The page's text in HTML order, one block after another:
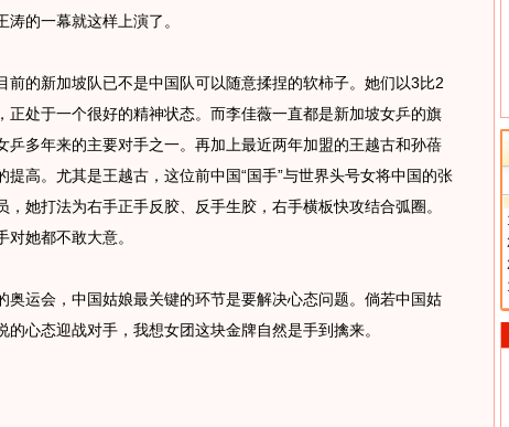
的一幕就这样上演了。
的新加坡队已不是中国队可以随意揉捏的软柿子。她们以3比2
正处于一个很好的精神状态。而李佳薇一直都是新加坡女乒的旗
乒多年来的主要对手之一。再加上最近两年加盟的王越古和孙蓓
提高。尤其是王越古，这位前中国“国手”与世界头号女将中国的张
，她打法为右手正手反胶、反手生胶，右手横板快攻结合弧圈。
对她都不敢大意。
运会，中国姑娘最关键的环节是要解决心态问题。倘若中国姑
的心态迎战对手，我想女团这块金牌自然是手到擒来。